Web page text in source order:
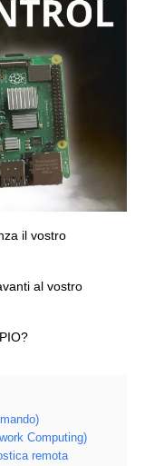
il vostro
al vostro
Computing)
remota